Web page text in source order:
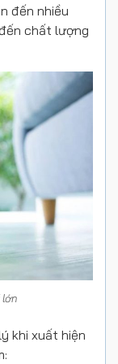
đến nhiều
chất lượng
lớn
khi xuất hiện